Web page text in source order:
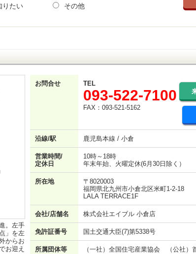
りたい
その他
。左手
」を左
からお
お迎え
お問合せ TEL
093-522-7100
FAX：093-521-5162
沿線/駅 鹿児島本線 / 小倉
営業時間/
定休日
10時～18時
年末年始、火曜定休(6月30日除く）
所在地
〒8020003
福岡県北九州市小倉北区米町1-2-18
LALA TERRACE1F
会社/店舗名 株式会社エイブル 小倉店
免許証番号 国土交通大臣(7)第5338号
所属団体等 （一社）全国住宅産業協会 （公社）